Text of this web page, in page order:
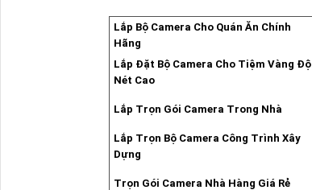
Lắp Bộ Camera Cho Quán Ăn Chính
Hãng
Lắp Đặt Bộ Camera Cho Tiệm Vàng Độ
Nét Cao
Lắp Trọn Gói Camera Trong Nhà
Lắp Trọn Bộ Camera Công Trình Xây
Dựng
Trọn Gói Camera Nhà Hàng Giá Rẻ